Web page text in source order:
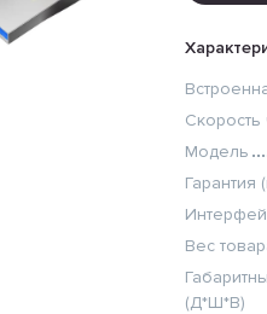
Модель
Гарантия
Вес
(Д*Ш*В)